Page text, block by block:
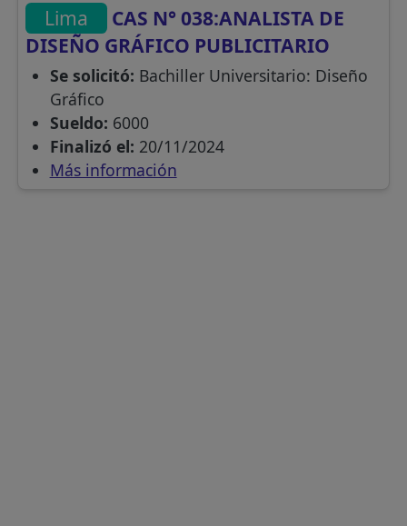
Lima
CAS N° 038:ANALISTA DE
DISEÑO GRÁFICO PUBLICITARIO
Se solicitó: Bachiller Universitario: Diseño
Gráfico
Sueldo: 6000
Finalizó el: 20/11/2024
Más información